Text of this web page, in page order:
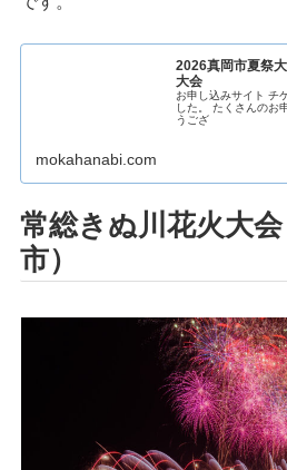
2026真岡市夏祭
大会
お申し込みサイト チ
した。 たくさんのお
うござ
mokahanabi.com
常総きぬ川花火大
市）